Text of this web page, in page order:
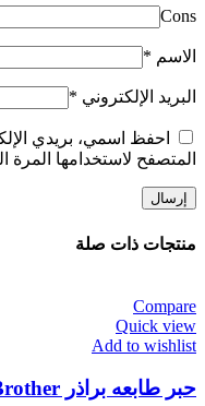
Cons
الاسم *
البريد الإلكتروني *
احفظ اسمي، بريدي
المتصفح لاستخدامها المرة
منتجات ذات صلة
Compare
Quick view
Add to wishlist
حبر طابعه براذر Brother